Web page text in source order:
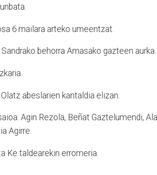
6.mailara arteko umeentzat.
Sandrako behorra Amasako gazteen aurka.
abeslarien kantaldia elizan.
Agin Rezola, Beñat Gaztelumendi,
Agirre.
Ke taldearekin erromeria.